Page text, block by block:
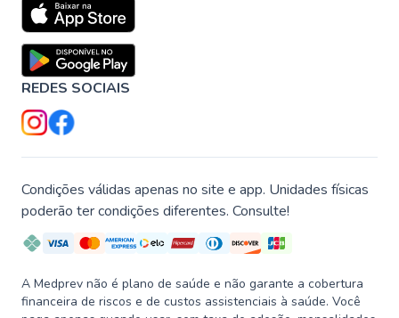
REDES SOCIAIS
Condições válidas apenas no site e app. Unidades físicas
poderão ter condições diferentes. Consulte!
A Medprev não é plano de saúde e não garante a cobertura
financeira de riscos e de custos assistenciais à saúde. Você